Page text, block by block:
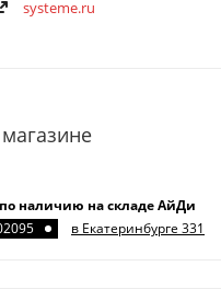
systeme.ru
наличию на складе АйДи
в Екатеринбурге 331